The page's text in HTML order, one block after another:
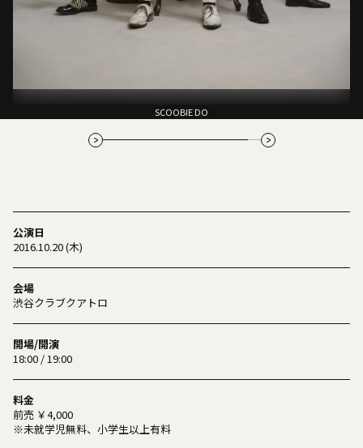
The Birthday
公演日
2016.10.20 (木)
会場
渋谷クラブクアトロ
開場/開演
18:00 / 19:00
料金
前売 ￥4,000
※未就学児無料、小学生以上有料